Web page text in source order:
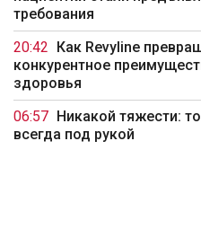
требования
20:42
Как Revyline
конкурентное
здоровья
06:57
Никакой тяжести:
всегда под рукой